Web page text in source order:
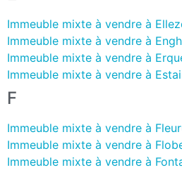
Immeuble mixte à vendre à
Immeuble mixte à vendre à
Immeuble mixte à vendre à
Immeuble mixte à vendre à
F
Immeuble mixte à vendre à
Immeuble mixte à vendre à
Immeuble mixte à vendre à